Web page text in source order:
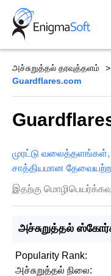
Skip
content
அச்சுறுத்தல் தரவுத்தளம்
Guardflares.com
முரட்டு வலைத்தளங்கள்,
சாத்தியமான
இதற்கு
அச்சுறுத்தல்
Popularity Rank:
அச்சுறுத்தல் நிலை: